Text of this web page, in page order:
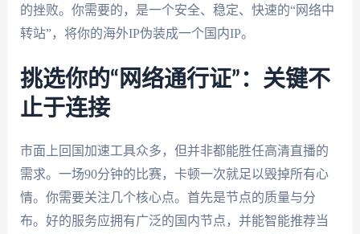
的挫败。你需要的，是一个安全、稳定、快速的“网络中
转站”，将你的海外IP伪装成一个国内IP。
挑选你的“网络通行证”：关键不
止于连接
市面上回国加速工具众多，但并非都能胜任高清直播的
需求。一场90分钟的比赛，卡顿一次就足以毁掉所有心
情。你需要关注几个核心点。首先是节点的质量与分
布。好的服务应拥有广泛的国内节点，并能智能推荐当